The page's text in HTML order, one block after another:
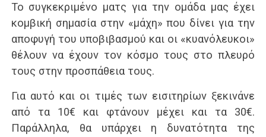
Το συγκεκριμένο ματς για την ομάδα μας έχει
κομβική σημασία στην «μάχη» που δίνει για την
αποφυγή του υποβιβασμού και οι «κυανόλευκοι»
θέλουν να έχουν τον κόσμο τους στο πλευρό
τους στην προσπάθεια τους.
Για αυτό και οι τιμές των εισιτηρίων ξεκινάνε
από τα 10€ και φτάνουν μέχει και τα 30€.
Παράλληλα, θα υπάρχει η δυνατότητα της